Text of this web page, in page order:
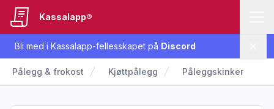
Bli med i Kassalapp-fellesskapet på Discord
Kassalapp®
Pålegg & frokost Kjøttpålegg Påleggskinker